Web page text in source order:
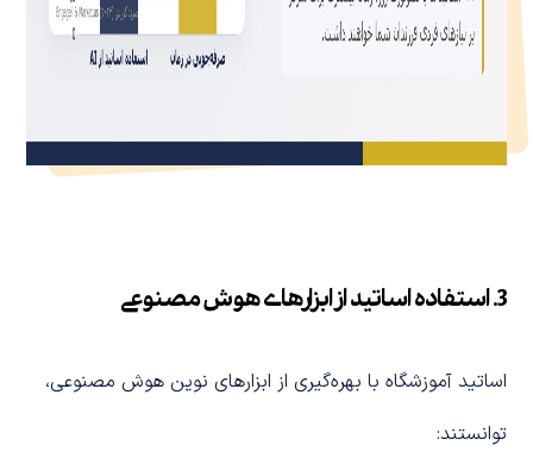
3. استفاده اساتید از ابزارهای هوش مصنوعی
اساتید آموزشگاه با بهره‌گیری از ابزارهای نوین هوش مصنوعی،
توانستند: